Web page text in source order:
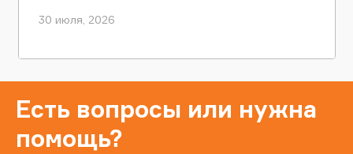
30 июля, 2026
Есть вопросы или нужна
помощь?